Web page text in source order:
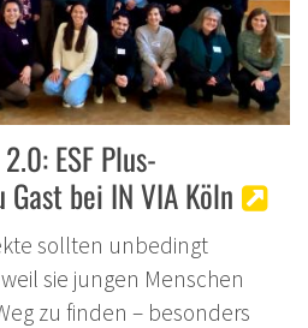
ESF Plus-
bei IN VIA Köln
sollten unbedingt
sie jungen Menschen
zu finden – besonders